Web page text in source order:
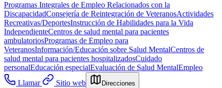
Programas Integrales de Empleo Relacionados con la
DiscapacidadConsejería de Reintegración de VeteranosActividades
Recreativas/DeportesInstrucción de Habilidades para la Vida
IndependienteCentros de salud mental para pacientes
ambulatoriosProgramas de Empleo para
VeteranosInformación/Educación sobre Salud MentalCentros de
salud mental para pacientes hospitalizadosCuidado
personalEducación especialEvaluación de Salud MentalEmpleo
Llamar
Sitio web Direcciones